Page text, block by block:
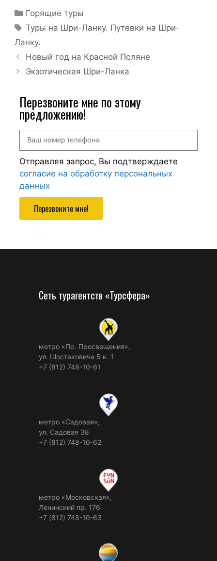
Горящие туры
Туры на Шри-Ланку. Путевки на Шри-
Ланку.
Новый год на Красной Поляне
Экзотическая Шри-Ланка
Перезвоните мне по этому
предложению!
Отправляя запрос, Вы подтверждаете
согласие на обработку персональных
данных
Перезвоните мне!
Сеть турагентств «Турсфера»
метро «Пр. Просвещения»,
ул. Шостаковича 5 к. 1
+7 (812) 748-10-61
метро «Садовая»,
ул. Садовая 38
+7 (812) 748-10-62
метро «Московская»,
Ленинский пр. 176
+7 (812) 748-10-63